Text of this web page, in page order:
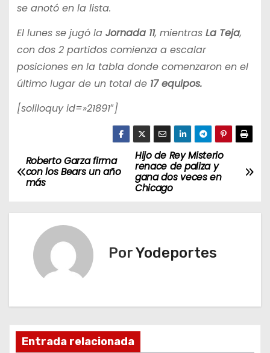
se anotó en la lista.
El lunes se jugó la Jornada 11, mientras La Teja,
con dos 2 partidos comienza a escalar
posiciones en la tabla donde comenzaron en el
último lugar de un total de 17 equipos.
[soliloquy id=»21891″]
N
a
v
Hijo de Rey Misterio
renace de paliza y
gana dos veces en
Chicago
Roberto Garza firma
con los Bears un año
más
PorYodeportes
Entrada relacionada